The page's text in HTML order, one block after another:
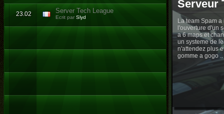
23.02 Server Tech League
Ecrit par Slyd
Serveur
La team Spam
l'ouverture d'un
a 6 maps et
un systeme de
n'attendez plus
gomme a gogo ..